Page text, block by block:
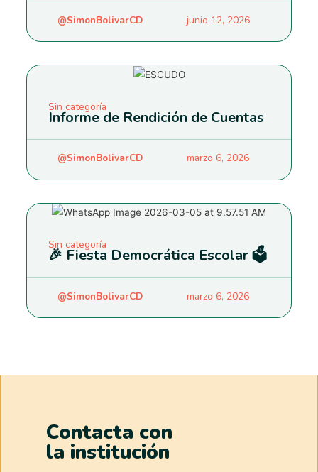
@SimonBolivarCD junio 12, 2026
Sin categoría
Informe de Rendición de Cuentas
@SimonBolivarCD marzo 6, 2026
Sin categoría
🎉 Fiesta Democrática Escolar 🗳️
@SimonBolivarCD marzo 6, 2026
Contacta con
la institución